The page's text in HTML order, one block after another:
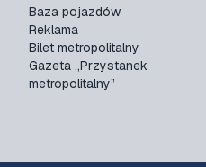
Baza pojazdów
Reklama
Bilet metropolitalny
Gazeta „Przystanek
metropolitalny”